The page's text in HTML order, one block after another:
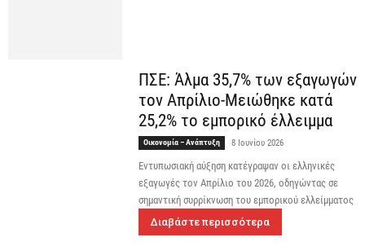
ΠΣΕ: Άλμα 35,7% των εξαγωγών
τον Απρίλιο-Μειώθηκε κατά
25,2% το εμπορικό έλλειμμα
Οικονομία – Ανάπτυξη 8 Ιουνίου 2026
Εντυπωσιακή αύξηση κατέγραψαν οι ελληνικές
εξαγωγές τον Απρίλιο του 2026, οδηγώντας σε
σημαντική συρρίκνωση του εμπορικού ελλείμματος
Διαβάστε περισσότερα